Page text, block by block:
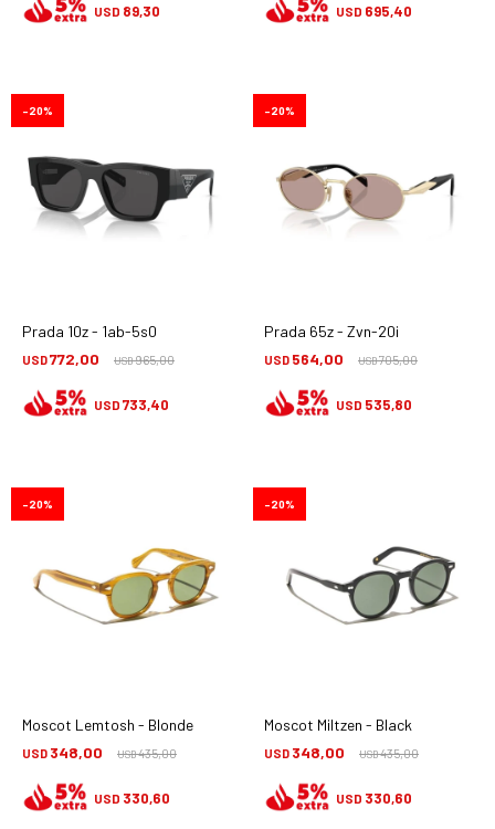
USD 89,30 USD 695,40
Prada 10z - 1ab-5s0
USD772,00 USD965,00
20
USD 733,40
Prada 65z - Zvn-20i
USD 564,00 USD705,00
20
USD 535,80
Moscot Lemtosh - Blonde
USD 348,00 USD435,00
20
USD 330,60
Moscot Miltzen - Black
USD 348,00 USD435,00
20
USD 330,60